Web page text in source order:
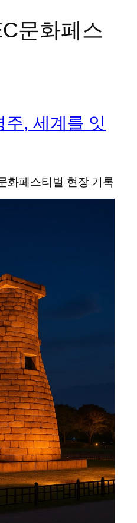
문화페스
주, 세계를 잇
페스티벌 현장 기록